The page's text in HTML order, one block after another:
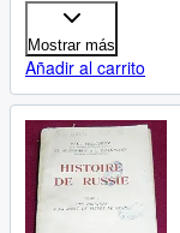
Mostrar más
Añadir al carrito